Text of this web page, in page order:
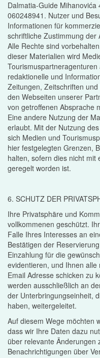
Dalmatia-Guide
060248941. Nutzer und
Informationen für
schriftliche Zustimmung der
Alle Rechte sind
dieser Materialien wird
redaktionelle und
Zeitungen, Zeitschriften
den Webseiten unserer
von getroffenen Absprache
Eine andere Nutzung der
erlaubt. Mit der Nutzung
sich Medien und
hier festgelegten Grenzen,
halten, sofern dies nicht mit
geregelt worden ist.
6. SCHUTZ DER
Ihre Privatsphäre und
vollkommenen geschützt.
Falle Ihres Interesses an
Bestätigen der
Einzahlung für die
evidentieren, und Ihnen
Email Adresse schicken zu
werden ausschließlich an
der Unterbringungseinheit,
haben, weitergeleitet.
Auf diesem Wege möchten
dass wir Ihre Daten dazu
über relevante Änderungen
Benachrichtigungen über